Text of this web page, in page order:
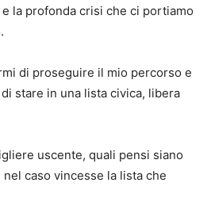
la profonda crisi che ci portiamo
di proseguire il mio percorso e
stare in una lista civica, libera
uscente, quali pensi siano
caso vincesse la lista che